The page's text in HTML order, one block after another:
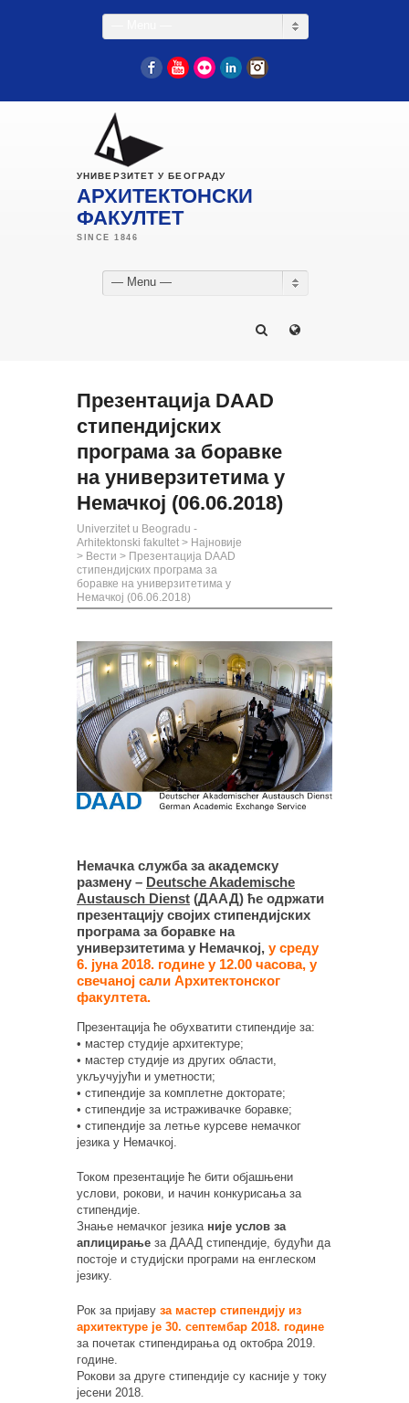
FacebookYouTube
Flickr LinkedIn
УНИВЕРЗИТЕТ У БЕОГРАДУ
АРХИТЕКТОНСКИ
ФАКУЛТЕТ
— Menu —
Презентација DAAD
стипендијских
програма за боравке
на универзитетима у
Немачкој (06.06.2018)
Univerzitet u Beogradu -
Arhitektonski fakultet > Најновије
> Вести > Презентација DAAD
стипендијских програма за
боравке на универзитетима у
Немачкој (06.06.2018)
Немачка служба за академску
размену – Deutsche Akademische
Austausch Dienst (ДААД) ће одржати
презентацију својих стипендијских
програма за боравке на
универзитетима у Немачкој, у среду
6. јуна 2018. године у 12.00 часова, у
свечаној сали Архитектонског
факултета.
Презентација ће обухватити стипендије за:
• мастер студије архитектуре;
• мастер студије из других области,
укључујући и уметности;
• стипендије за комплетне докторате;
• стипендије за истраживачке боравке;
• стипендије за летње курсеве немачког
језика у Немачкој.
Током презентације ће бити објашњени
услови, рокови, и начин конкурисања за
стипендије.
Знање немачког језика није услов за
аплицирање за ДААД стипендије, будући да
постоје и студијски програми на енглеском
језику.
Рок за пријаву за мастер стипендију из
архитектуре је 30. септембар 2018. године
за почетак стипендирања од октобра 2019.
године.
Рокови за друге стипендије су касније у току
јесени 2018.